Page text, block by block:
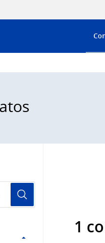
1